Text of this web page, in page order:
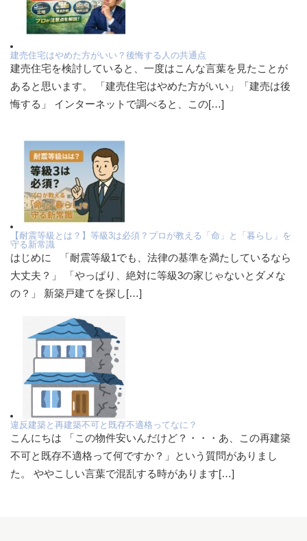
建売住宅はやめた方がいい？後悔する人の共通点
建売住宅を検討していると、一度はこんな言葉を見たことが
あると思います。 「建売住宅はやめた方がいい」「建売は後
悔する」 インターネットで調べると、この[…]
【耐震等級とは？】等級3は必須？プロが教える「命」と「暮らし」を
守る新常識
はじめに 「耐震等級1でも、法律の基準を満たしているなら
大丈夫？」 「やっぱり、絶対に等級3の家じゃないとダメな
の？」 新築戸建てを探し[…]
違反建築と再建築不可と既存不適格ってなに？
こんにちは 「この物件安いんだけど？・・・あ、この再建築
不可と既存不適格って何ですか？」という質問がありまし
た。 ややこしい言葉で混乱する時があります[…]